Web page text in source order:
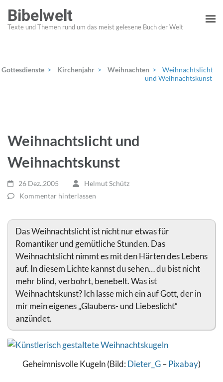
Inhalt
springen
Bibelwelt
Texte und Themen rund um das meist gelesene Buch der Welt
Gottesdienste > Kirchenjahr > Weihnachten >
Weihnachtslicht
und Weihnachtskunst
Weihnachtslicht und
Weihnachtskunst
26 Dez.,2005
Helmut Schütz
Kommentar hinterlassen
Das Weihnachtslicht ist nicht nur etwas für
Romantiker und gemütliche Stunden. Das
Weihnachtslicht nimmt es mit den Härten des Lebens
auf. In diesem Lichte kannst du sehen… du bist nicht
mehr blind, verbohrt, benebelt. Was ist
Weihnachtskunst? Ich lasse mich ein auf Gott, der in
mir mein eigenes „Glaubens- und Liebeslicht“
anzündet.
Geheimnisvolle Kugeln (Bild: Dieter_G–Pixabay)